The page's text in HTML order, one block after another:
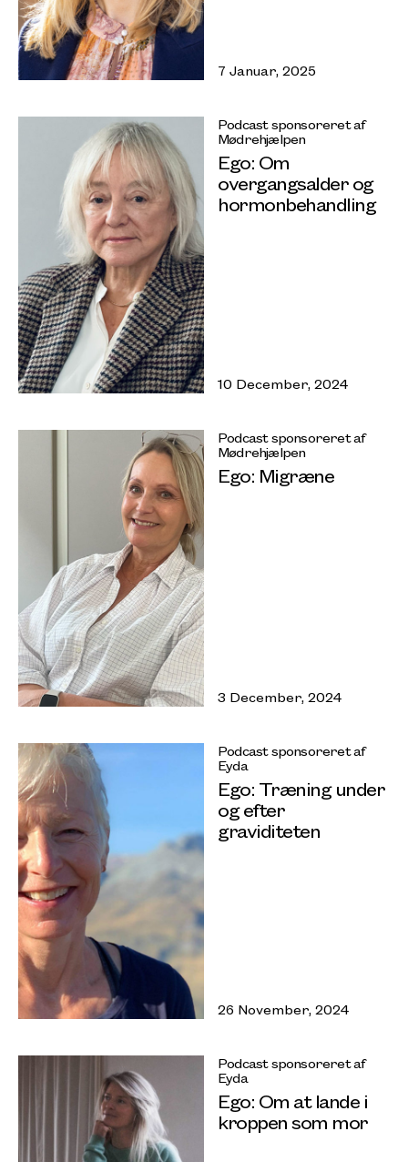
7 Januar, 2025
Podcast sponsoreret af
Mødrehjælpen
Ego: Om
overgangsalder og
hormonbehandling
10 December, 2024
Podcast sponsoreret af
Mødrehjælpen
Ego: Migræne
3 December, 2024
Podcast sponsoreret af
Eyda
Ego: Træning under
og efter
graviditeten
26 November, 2024
Podcast sponsoreret af
Eyda
Ego: Om at lande i
kroppen som mor